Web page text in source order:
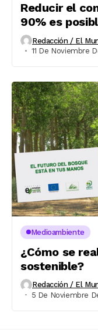
Reducir el
90% es
Redacción / El
11 De Noviembre
Medioambiente
¿Cómo se
sostenible?
Redacción / El
5 De Noviembre